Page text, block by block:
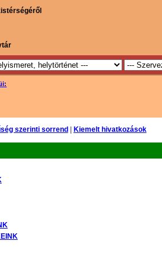
szerinti sorrend| Kiemelt hivatkozások